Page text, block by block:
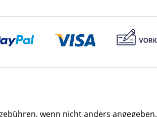
wenn nicht anders angegeben.